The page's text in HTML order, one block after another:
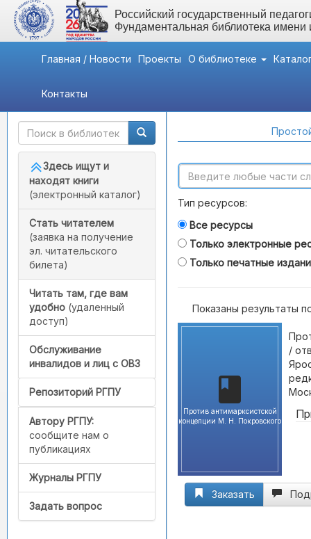
Российский государственный
Фундаментальная библиотека
Главная / Новости Проекты О библиотеке
Контакты
Быстрый доступ
Здесь ищут и
находят книги
(электронный каталог)
Стать читателем
(заявка на получение
эл. читательского
билета)
Читать там, где вам
удобно (удаленный
доступ)
Обслуживание
инвалидов и лиц с ОВЗ
Репозиторий РГПУ
Автору РГПУ:
сообщите нам о
публикациях
Журналы РГПУ
Задать вопрос
Тип ресурсов:
Все ресурсы
Только электронные
Только печатные
Показаны результаты
Против антимарксистской
концепции М. Н. Покровского
/
Заказать